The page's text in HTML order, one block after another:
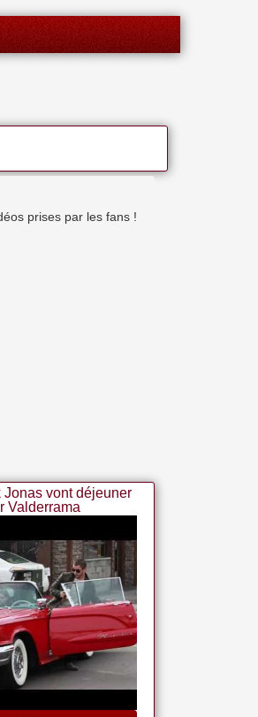
prises par les fans !
vont déjeuner
Valderrama